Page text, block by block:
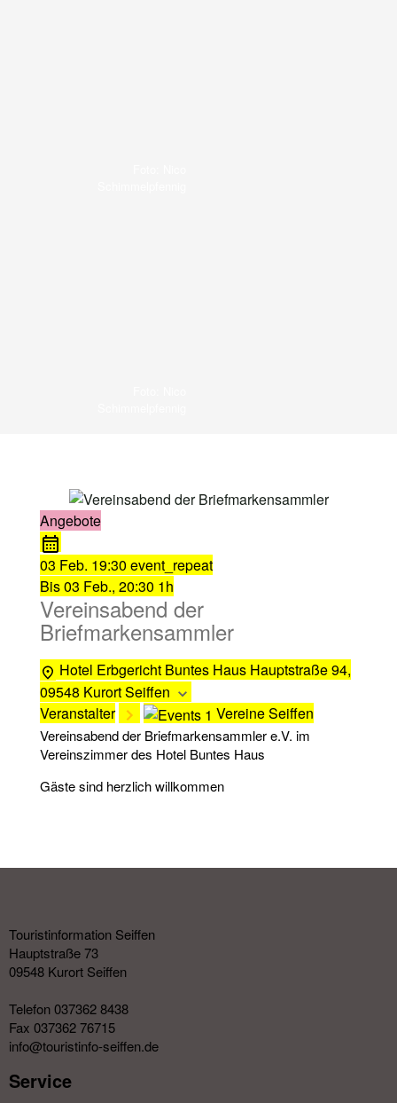
Angebote
03 Feb. 19:30 event_repeat
Bis03 Feb., 20:30 1h
Vereinsabend der
Briefmarkensammler
Hotel Erbgericht Buntes Haus Hauptstraße 94,
09548 Kurort Seiffen
Veranstalter
Vereine Seiffen
Vereinsabend der Briefmarkensammler e.V. im
Vereinszimmer des Hotel Buntes Haus
Gäste sind herzlich willkommen
Touristinformation Seiffen
Hauptstraße 73
09548 Kurort Seiffen
Telefon 037362 8438
Fax 037362 76715
info@touristinfo-seiffen.de
Service​